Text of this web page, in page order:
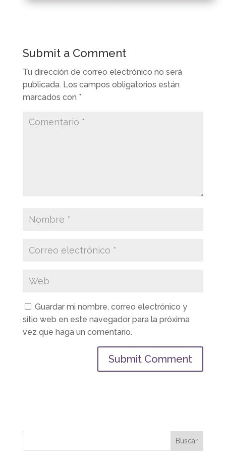
Submit a Comment
Tu dirección de correo electrónico no será
publicada. Los campos obligatorios están
marcados con *
Guardar mi nombre, correo electrónico y
sitio web en este navegador para la próxima
vez que haga un comentario.
Buscar